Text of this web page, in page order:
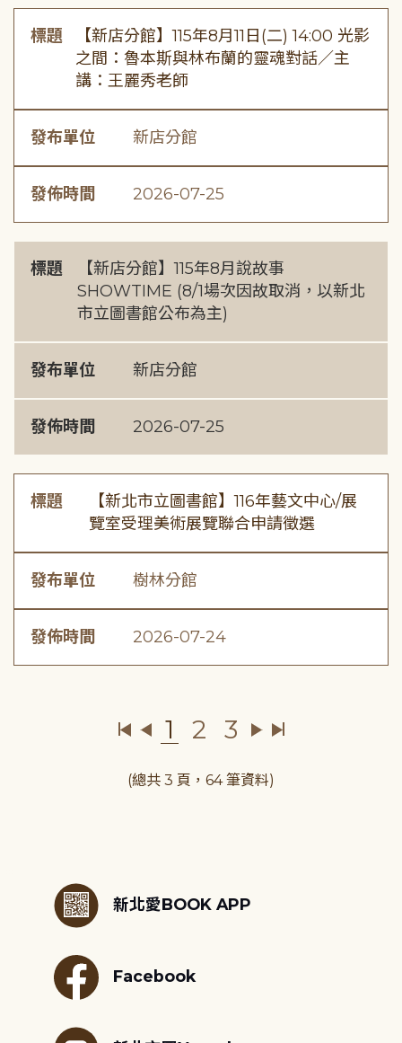
標題
【新店分館】115年8月11日(二) 14:00 光影
之間：魯本斯與林布蘭的靈魂對話／主
講：王麗秀老師
發布單位 新店分館
發佈時間 2026-07-25
標題
【新店分館】115年8月說故事
SHOWTIME (8/1場次因故取消，以新北
市立圖書館公布為主)
發布單位 新店分館
發佈時間 2026-07-25
標題
【新北市立圖書館】116年藝文中心/展
覽室受理美術展覽聯合申請徵選
發布單位 樹林分館
發佈時間 2026-07-24
1 2 3
(總共 3 頁，64 筆資料)
新北愛BOOK APP
Facebook